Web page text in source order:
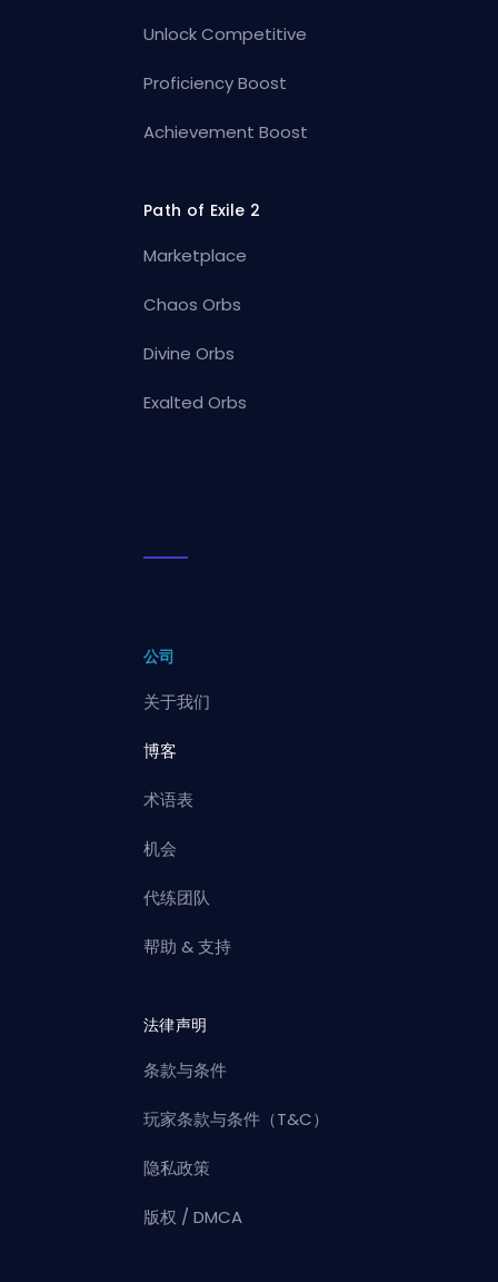
Unlock Competitive
Proficiency Boost
Achievement Boost
Path of Exile 2
Marketplace
Chaos Orbs
Divine Orbs
Exalted Orbs
公司
关于我们
博客
术语表
机会
代练团队
帮助 & 支持
法律声明
条款与条件
玩家条款与条件（T&C）
隐私政策
版权 / DMCA